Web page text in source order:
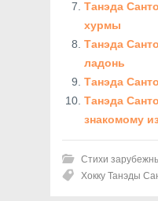
Танэда
хурмы
Танэда
ладонь
Танэда
Танэда
знакомому
Стихи
Хокку Танэды